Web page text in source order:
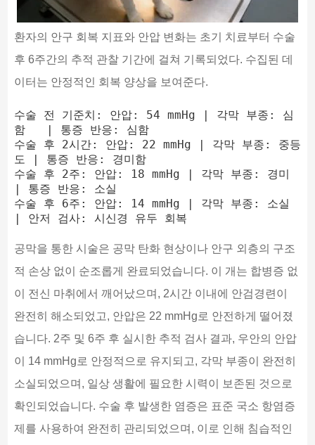
환자의 안구 회복 지표와 안압 변화는 초기 치료부터 수술
후 6주간의 추적 관찰 기간에 걸쳐 기록되었다. 수집된 데
이터는 안정적인 회복 양상을 보여준다.
수술 전 기준치: 안압: 54 mmHg | 각막 부종: 심
함   | 통증 반응: 심함
수술 후 2시간: 안압: 22 mmHg | 각막 부종: 중등
도 | 통증 반응: 경미함
수술 후 2주: 안압: 18 mmHg | 각막 부종: 경미
| 통증 반응: 소실
수술 후 6주: 안압: 14 mmHg | 각막 부종: 소실
공막을 통한 시술은 공막 탄화 현상이나 안구 외층의 구조
적 손상 없이 순조롭게 완료되었습니다. 이 개는 합병증 없
이 전신 마취에서 깨어났으며, 2시간 이내에 안검경련이
완전히 해소되었고, 안압은 22 mmHg로 안전하게 떨어졌
습니다. 2주 및 6주 후 실시한 추적 검사 결과, 우안의 안압
이 14 mmHg로 안정적으로 유지되고, 각막 부종이 완전히
소실되었으며, 일상 생활에 필요한 시력이 보존된 것으로
확인되었습니다. 수술 후 발생한 염증은 표준 국소 항염증
제를 사용하여 완전히 관리되었으며, 이로 인해 침습적인